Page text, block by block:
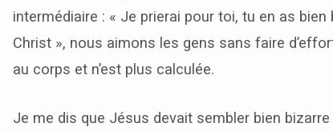
intermédiaire : « Je prierai pour toi, tu en as
Christ », nous aimons les gens sans faire
au corps et n’est plus calculée.
Je me dis que Jésus devait sembler bien